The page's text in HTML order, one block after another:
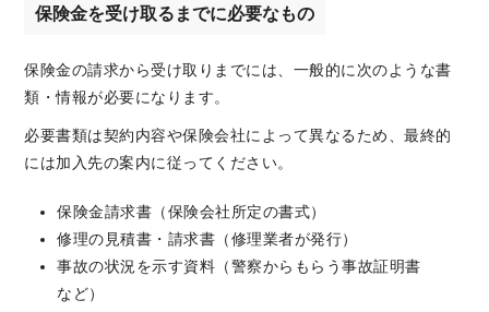
保険金を受け取るまでに必要なもの
保険金の請求から受け取りまでには、一般的に次のような書
類・情報が必要になります。
必要書類は契約内容や保険会社によって異なるため、最終的
には加入先の案内に従ってください。
保険金請求書（保険会社所定の書式）
修理の見積書・請求書（修理業者が発行）
事故の状況を示す資料（警察からもらう事故証明書
など）